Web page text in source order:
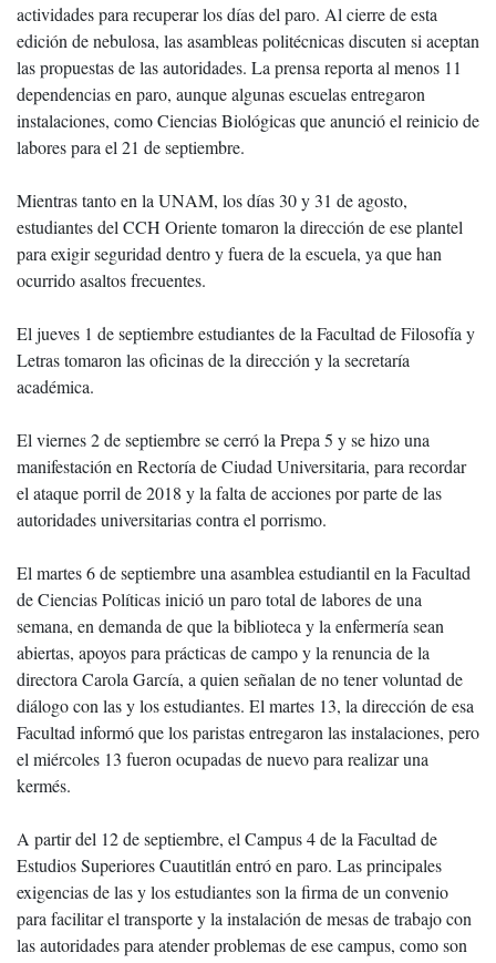
actividades para recuperar los días del paro. Al cierre de esta
edición de nebulosa, las asambleas politécnicas discuten si aceptan
las propuestas de las autoridades. La prensa reporta al menos 11
dependencias en paro, aunque algunas escuelas entregaron
instalaciones, como Ciencias Biológicas que anunció el reinicio de
labores para el 21 de septiembre.
Mientras tanto en la UNAM, los días 30 y 31 de agosto,
estudiantes del CCH Oriente tomaron la dirección de ese plantel
para exigir seguridad dentro y fuera de la escuela, ya que han
ocurrido asaltos frecuentes.
El jueves 1 de septiembre estudiantes de la Facultad de Filosofía y
Letras tomaron las oficinas de la dirección y la secretaría
académica.
El viernes 2 de septiembre se cerró la Prepa 5 y se hizo una
manifestación en Rectoría de Ciudad Universitaria, para recordar
el ataque porril de 2018 y la falta de acciones por parte de las
autoridades universitarias contra el porrismo.
El martes 6 de septiembre una asamblea estudiantil en la Facultad
de Ciencias Políticas inició un paro total de labores de una
semana, en demanda de que la biblioteca y la enfermería sean
abiertas, apoyos para prácticas de campo y la renuncia de la
directora Carola García, a quien señalan de no tener voluntad de
diálogo con las y los estudiantes. El martes 13, la dirección de esa
Facultad informó que los paristas entregaron las instalaciones, pero
el miércoles 13 fueron ocupadas de nuevo para realizar una
kermés.
A partir del 12 de septiembre, el Campus 4 de la Facultad de
Estudios Superiores Cuautitlán entró en paro. Las principales
exigencias de las y los estudiantes son la firma de un convenio
para facilitar el transporte y la instalación de mesas de trabajo con
las autoridades para atender problemas de ese campus, como son